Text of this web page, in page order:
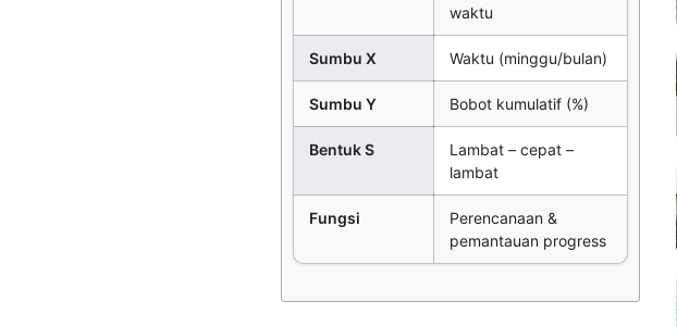
waktu
Sumbu X Waktu (minggu/bulan)
Sumbu Y Bobot kumulatif (%)
Bentuk S
Lambat – cepat –
lambat
Fungsi
Perencanaan &
pemantauan progress